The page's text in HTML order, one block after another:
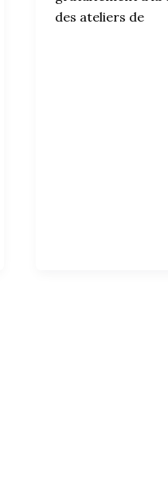
des ateliers de